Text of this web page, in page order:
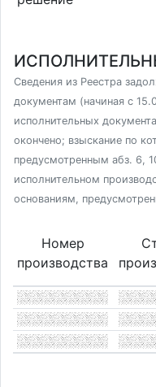
Сведения из Реестра
документам (начиная с
исполнительных
окончено; взыскание по
предусмотренным абз. 6,
исполнительном
основаниям,
Номер
производства